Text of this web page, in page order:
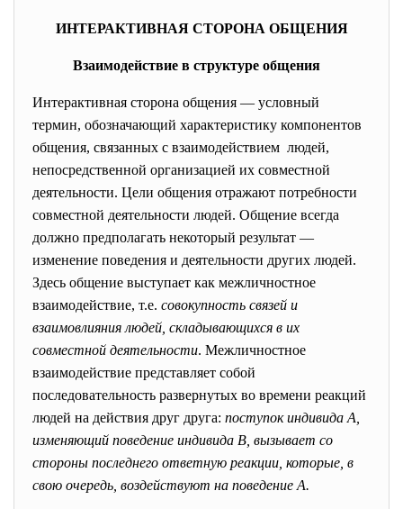
ИНТЕРАКТИВНАЯ СТОРОНА ОБЩЕНИЯ
Взаимодействие в структуре общения
Интерактивная сторона общения — условный
термин, обозначающий характеристику компонентов
общения, связанных с взаимодействием людей,
непосредственной организацией их совместной
деятельности. Цели общения отражают потребности
совместной деятельности людей. Общение всегда
должно предполагать некоторый результат —
изменение поведения и деятельности других людей.
Здесь общение выступает как межличностное
взаимодействие, т.е. совокупность связей и
взаимовлияния людей, складывающихся в их
совместной деятельности. Межличностное
взаимодействие представляет собой
последовательность развернутых во времени реакций
людей на действия друг друга: поступок индивида А,
изменяющий поведение индивида В, вызывает со
стороны последнего ответную реакции, которые, в
свою очередь, воздействуют на поведение А.